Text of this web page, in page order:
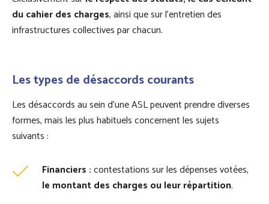
du cahier des charges, ainsi que sur l’entretien des
infrastructures collectives par chacun.
Les types de désaccords courants
Les désaccords au sein d'une ASL peuvent prendre diverses
formes, mais les plus habituels concernent les sujets
suivants :
Financiers :contestations sur les dépenses votées,
le montant des charges ou leur répartition.